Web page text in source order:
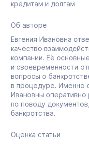
кредитам и долгам
Об авторе
Евгения Ивановна
качество
компании. Её
и своевременности
вопросы о
в процедуре. Именно
Ивановны
по поводу
банкротства.
Оценка статьи